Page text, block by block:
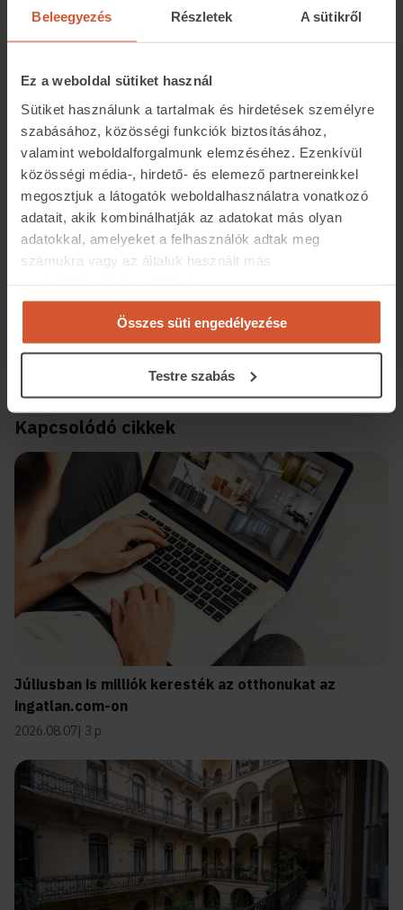
Beleegyezés Részletek A sütikről
Ez a weboldal sütiket használ
Sütiket használunk a tartalmak és hirdetések személyre
szabásához, közösségi funkciók biztosításához,
valamint weboldalforgalmunk elemzéséhez. Ezenkívül
közösségi média-, hirdető- és elemező partnereinkkel
megosztjuk a látogatók weboldalhasználatra vonatkozó
adatait, akik kombinálhatják az adatokat más olyan
adatokkal, amelyeket a felhasználók adtak meg
számukra vagy az általuk használt más
Összes süti engedélyezése
Testre szabás
lakóingatlanok átlagos négyzetméterára májusban
2672 euró volt, vagyis közel 936 ezer forint. Ehhez
hirdették az eladó ingatlanokat. A 2020-as portugáliai
átlagfizetés mellett majdnem 19 évig kellene félretenni
egy 100 négyzetméteres lagosi ingatlanért. Ezzel
szemben egy ugyanekkorasiófokiingatlanhoz 23,2 évnyi
hazai nettó átlagfizetésre volna szükség, ami majdnem
23 százalékkal több időt jelent.
Kapcsolódó cikkek
Júliusban is milliók keresték az otthonukat az
ingatlan.com-on
2026.08.07 3 p